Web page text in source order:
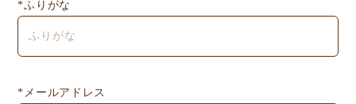
*ふりがな
*メールアドレス